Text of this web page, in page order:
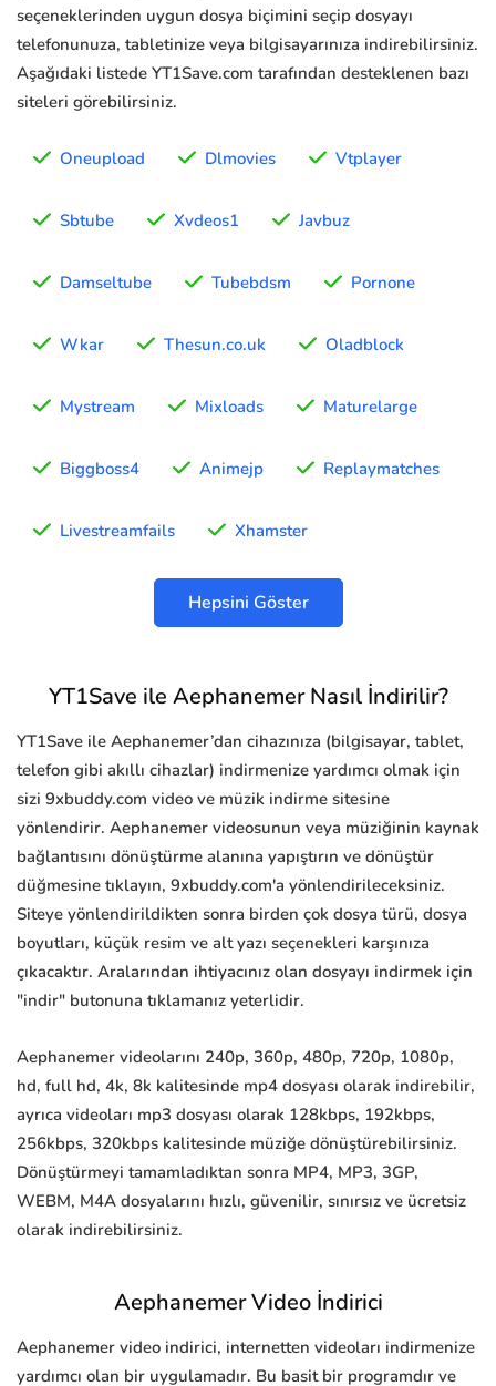
seçeneklerinden uygun dosya biçimini seçip dosyayı
telefonunuza, tabletinize veya bilgisayarınıza indirebilirsiniz.
Aşağıdaki listede YT1Save.com tarafından desteklenen bazı
siteleri görebilirsiniz.
Oneupload Dlmovies Vtplayer
Sbtube Xvdeos1 Javbuz
Damseltube Tubebdsm Pornone
Wkar Thesun.co.uk Oladblock
Mystream Mixloads Maturelarge
Biggboss4 Animejp Replaymatches
Livestreamfails Xhamster
Hepsini Göster
YT1Save ile Aephanemer Nasıl İndirilir?
YT1Save ile Aephanemer’dan cihazınıza (bilgisayar, tablet,
telefon gibi akıllı cihazlar) indirmenize yardımcı olmak için
sizi 9xbuddy.com video ve müzik indirme sitesine
yönlendirir. Aephanemer videosunun veya müziğinin kaynak
bağlantısını dönüştürme alanına yapıştırın ve dönüştür
düğmesine tıklayın, 9xbuddy.com'a yönlendirileceksiniz.
Siteye yönlendirildikten sonra birden çok dosya türü, dosya
boyutları, küçük resim ve alt yazı seçenekleri karşınıza
çıkacaktır. Aralarından ihtiyacınız olan dosyayı indirmek için
"indir" butonuna tıklamanız yeterlidir.
Aephanemer videolarını 240p, 360p, 480p, 720p, 1080p,
hd, full hd, 4k, 8k kalitesinde mp4 dosyası olarak indirebilir,
ayrıca videoları mp3 dosyası olarak 128kbps, 192kbps,
256kbps, 320kbps kalitesinde müziğe dönüştürebilirsiniz.
Dönüştürmeyi tamamladıktan sonra MP4, MP3, 3GP,
WEBM, M4A dosyalarını hızlı, güvenilir, sınırsız ve ücretsiz
olarak indirebilirsiniz.
Aephanemer Video İndirici
Aephanemer video indirici, internetten videoları indirmenize
yardımcı olan bir uygulamadır. Bu basit bir programdır ve